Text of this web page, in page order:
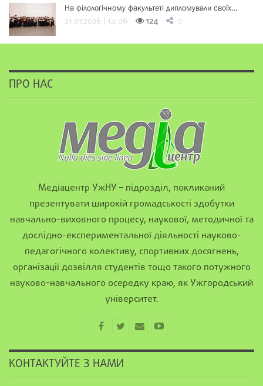
На філологічному факультеті дипломували своїх…
21.07.2026 | 14:06 124 0
ПРО НАС
Медіацентр УжНУ – підрозділ, покликаний
презентувати широкій громадськості здобутки
навчально-виховного процесу, наукової, методичної та
дослідно-експериментальної діяльності науково-
педагогічного колективу, спортивних досягнень,
організації дозвілля студентів тощо такого потужного
науково-навчального осередку краю, як Ужгородський
університет.
КОНТАКТУЙТЕ З НАМИ